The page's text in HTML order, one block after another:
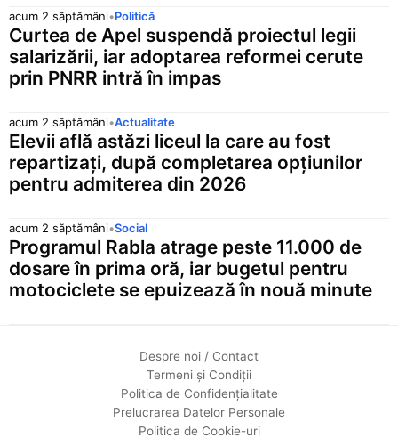
acum 2 săptămâni•Politică
Curtea de Apel suspendă proiectul legii
salarizării, iar adoptarea reformei cerute
prin PNRR intră în impas
acum 2 săptămâni•Actualitate
Elevii află astăzi liceul la care au fost
repartizați, după completarea opțiunilor
pentru admiterea din 2026
acum 2 săptămâni•Social
Programul Rabla atrage peste 11.000 de
dosare în prima oră, iar bugetul pentru
motociclete se epuizează în nouă minute
Despre noi / Contact
Termeni și Condiții
Politica de Confidențialitate
Prelucrarea Datelor Personale
Politica de Cookie-uri